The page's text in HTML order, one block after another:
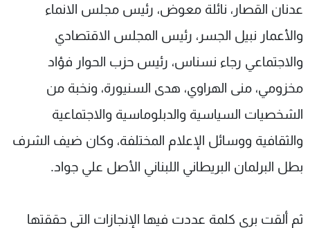
عدنان القصار، نائلة معوض، ‏رئيس مجلس الانماء
والأعمار نبيل الجسر، رئيس المجلس الاقتصادي
والاجتماعي رجاء نسناس، رئيس حزب الحوار فؤاد
مخزومي، منى الهراوي، هدى السنيورة، ونخبة من
الشخصيات السياسية والدبلوماسية ‏والاجتماعية
والثقافية ووسائل الإعلام المختلفة، وكان ضيف الشرف
بطل البرلمان البريطاني اللبناني الأصل علي جواد.
ثم ألقت بري كلمة عددت فيها الإنجازات التي حققتها